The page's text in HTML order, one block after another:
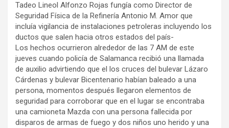
Tadeo Lineol Alfonzo Rojas fungía como Director de
Seguridad Física de la Refinería Antonio M. Amor que
incluía vigilancia de instalaciones petroleras incluyendo los
ductos que salen hacia otros estados del país-
Los hechos ocurrieron alrededor de las 7 AM de este
jueves cuando policía de Salamanca recibió una llamada
de auxilio advirtiendo que el los cruces del bulevar Lázaro
Cárdenas y bulevar Bicentenario habían baleado a una
persona, momentos después llegaron elementos de
seguridad para corroborar que en el lugar se encontraba
una camioneta Mazda con una persona fallecida por
disparos de armas de fuego y dos niños uno herido y una